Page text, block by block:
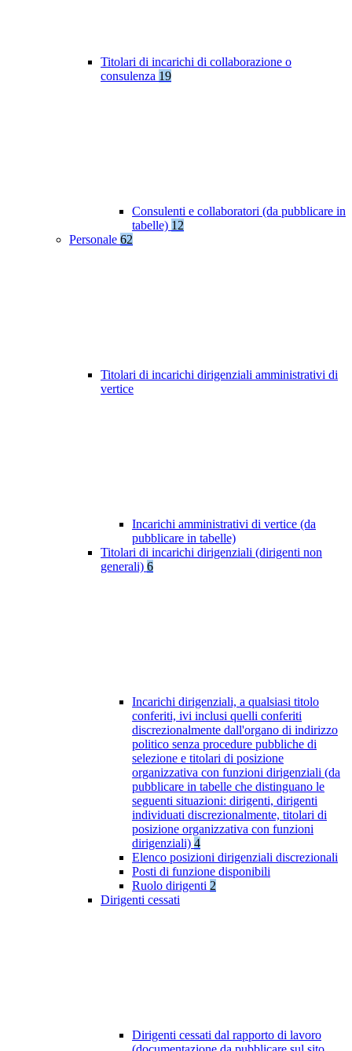
Titolari di incarichi di collaborazione o
consulenza 19
Consulenti e collaboratori (da pubblicare in
tabelle) 12
Personale 62
Titolari di incarichi dirigenziali amministrativi di
vertice
Incarichi amministrativi di vertice (da
pubblicare in tabelle)
Titolari di incarichi dirigenziali (dirigenti non
generali) 6
Incarichi dirigenziali, a qualsiasi titolo
conferiti, ivi inclusi quelli conferiti
discrezionalmente dall'organo di indirizzo
politico senza procedure pubbliche di
selezione e titolari di posizione
organizzativa con funzioni dirigenziali (da
pubblicare in tabelle che distinguano le
seguenti situazioni: dirigenti, dirigenti
individuati discrezionalmente, titolari di
posizione organizzativa con funzioni
dirigenziali) 4
Elenco posizioni dirigenziali discrezionali
Posti di funzione disponibili
Ruolo dirigenti 2
Dirigenti cessati
Dirigenti cessati dal rapporto di lavoro